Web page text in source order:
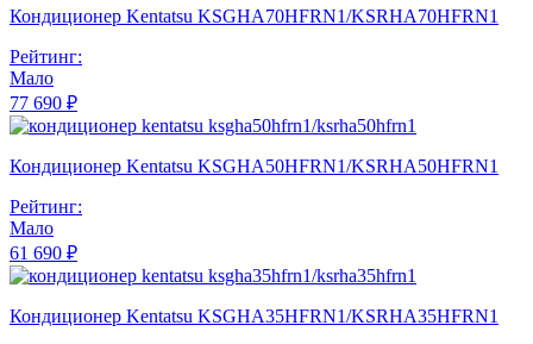
Кондиционер Kentatsu KSGHA70HFRN1/KSRHA70HFRN1
Рейтинг:
Мало
77 690 ₽
Кондиционер Kentatsu KSGHA50HFRN1/KSRHA50HFRN1
Рейтинг:
Мало
61 690 ₽
Кондиционер Kentatsu KSGHA35HFRN1/KSRHA35HFRN1